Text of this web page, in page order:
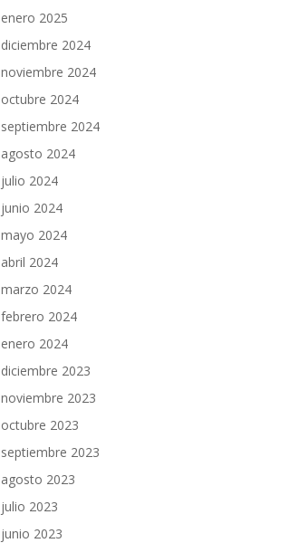
enero 2025
diciembre 2024
noviembre 2024
octubre 2024
septiembre 2024
agosto 2024
julio 2024
junio 2024
mayo 2024
abril 2024
marzo 2024
febrero 2024
enero 2024
diciembre 2023
noviembre 2023
octubre 2023
septiembre 2023
agosto 2023
julio 2023
junio 2023